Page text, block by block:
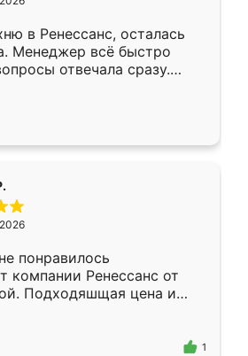
только здесь.
в Ренессанс, осталась
Менеджер всё быстро
отвечала сразу.
в субботу, подошёл к
Собрали
аккуратно, даже
понравилось
компании Ренессанс от
Подходяшщая цена и
изготовления. Приехавший
Владислав
эскизу самый
1